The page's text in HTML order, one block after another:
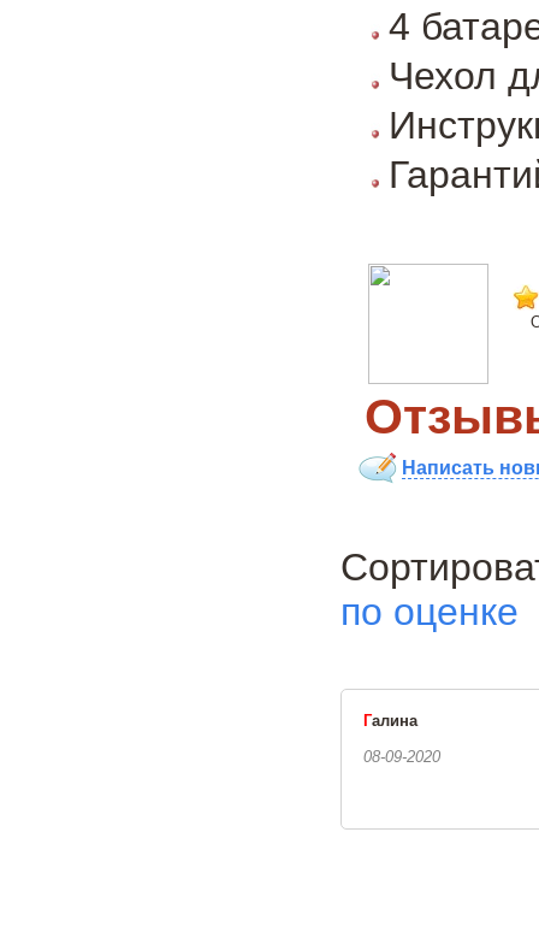
4
Чехол
Написать
по оценке
Галина
08-09-2020